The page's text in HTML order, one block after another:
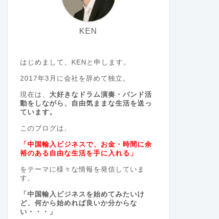
KEN
はじめまして、KENと申します。
2017年3月に会社を辞めて独立。
現在は、 大好きなドラム演奏・バンド活
動をしながら、自由気ままな生活を送っ
ています。
このブログは、
「中国輸入ビジネスで、お金・時間に余
裕のある自由な生活を手に入れる」
をテーマに様々な情報を発信していま
す。
「中国輸入ビジネスを始めてみたいけ
ど、何から始めれば良いか分からな
い・・・」